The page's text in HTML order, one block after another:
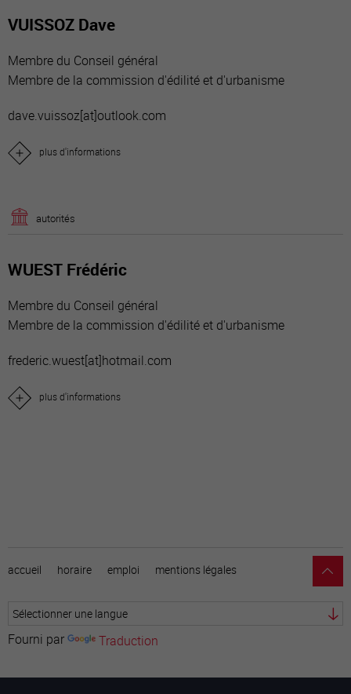
VUISSOZ Dave
Membre du Conseil général
Membre de la commission d'édilité et d'urbanisme
dave.vuissoz[at]outlook.com
plus d'informations
autorités
WUEST Frédéric
Membre du Conseil général
Membre de la commission d'édilité et d'urbanisme
frederic.wuest[at]hotmail.com
plus d'informations
accueil horaire emploi mentions légales
Fourni par Traduction